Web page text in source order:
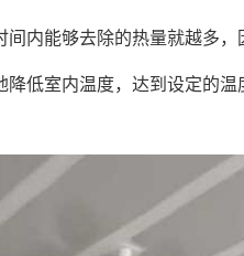
能够去除的热量就越多，
低室内温度，达到设定的温